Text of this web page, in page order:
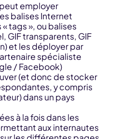
peut employer
balises Internet
tags », ou balises
GIF transparents, GIF
et les déployer par
spécialiste
/ Facebook)
(et donc de stocker
y compris
dans un pays
à la fois dans les
aux internautes